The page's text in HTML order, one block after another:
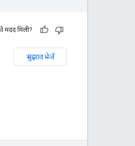
मदद मिली?
सुझाव भेजें